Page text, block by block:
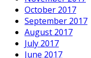
October 2017
September 2017
August 2017
July 2017
June 2017